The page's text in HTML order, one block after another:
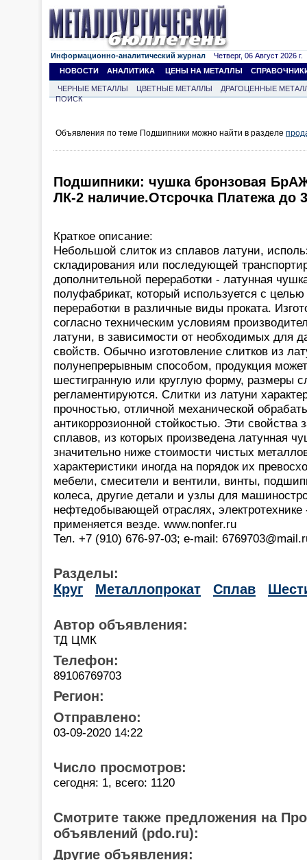
Информационно-аналитический журнал Четверг, 06 Август 2026 г.
НОВОСТИ
АНАЛИТИКА ЦЕНЫ НА МЕТАЛЛЫ
ЧЕРНЫЕ МЕТАЛЛЫ ЦВЕТНЫЕ МЕТАЛЛЫ
ДРАГОЦЕННЫЕ
ПОИСК
Объявления по теме Подшипники можно найти в разделе
Подшипники: чушка бронзовая
ЛК-2 наличие.Отсрочка Платежа до
Краткое описание:
Небольшой слиток из сплавов латуни,
складирования или последующей
дополнительной переработки - латунная
полуфабрикат, который используется с
переработки в различные виды проката.
согласно техническим условиям
латуни, в зависимости от необходимых для
свойств. Обычно изготовление слитков из
полунепрерывным способом, продукция
шестигранную или круглую форму, размеры
регламентируются. Слитки из латуни
прочностью, отличной механической
антикоррозионной стойкостью. Эти свойства
сплавов, из которых произведена латунная
значительно ниже стоимости чистых
характеристики иногда на порядок их
мебели, смесители и вентили, винты,
колеса, другие детали и узлы для
нефтедобывающей отраслях, электротехнике
применяется везде. www.nonfer.ru
Тел. +7 (910) 676-97-03; e-mail:
Разделы:
Круг
Металлопрокат Сплав
Автор объявления:
ТД ЦМК
Телефон:
89106769703
Регион:
Отправлено:
03-09-2020 14:22
Число просмотров:
сегодня: 1, всего: 1120
Смотрите также предложения на
объявлений (pdo.ru):
Другие объявления: